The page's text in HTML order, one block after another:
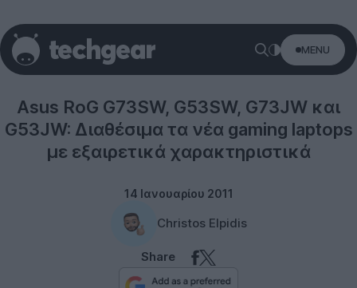
MENU
Asus RoG G73SW, G53SW, G73JW και
G53JW: Διαθέσιμα τα νέα gaming laptops
με εξαιρετικά χαρακτηριστικά
14 Ιανουαρίου 2011
Christos Elpidis
Share